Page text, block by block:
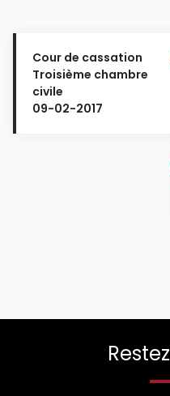
Cour de cassation
Troisième chambre
civile
09-02-2017
Restez